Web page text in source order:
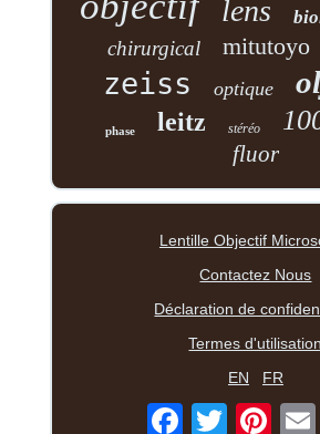
lens
chirurgical mitutoyo
zeiss optique
phase leitz stéréo
fluor
Lentille Objectif
Contactez Nous
Déclaration de
Termes d'utilisation
EN
FR